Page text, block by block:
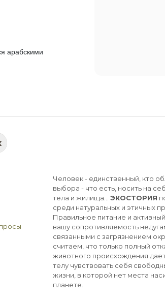
арабскими
Человек - единственный, кто
выбора - что есть, носить на
тела и жилища... ЭКОСТОРИЯ
среди натуральных и этичных
Правильное питание и
вашу сопротивляемость
связанными с загрязнением
считаем, что только полный
животного происхождения
телу чувствовать себя
жизни, в которой нет места
планете.